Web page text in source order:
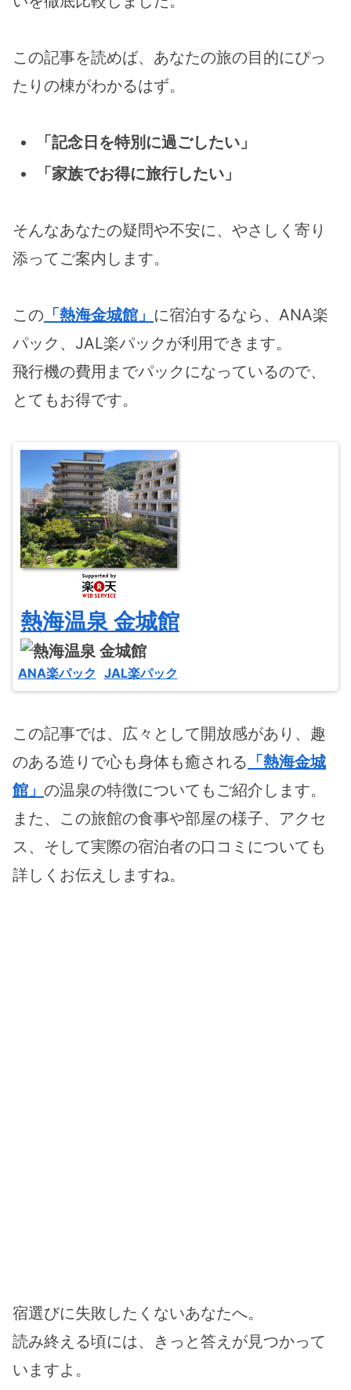
この記事を読めば、あなたの旅の目的にぴっ
たりの棟がわかるはず。
「記念日を特別に過ごしたい」
「家族でお得に旅行したい」
そんなあなたの疑問や不安に、やさしく寄り
添ってご案内します。
この 「熱海金城館」 に宿泊するなら、ANA楽
パック、JAL楽パックが利用できます。
飛行機の費用までパックになっているので、
とてもお得です。
熱海温泉 金城館
ANA楽パック JAL楽パック
この記事では、広々として開放感があり、趣
のある造りで心も身体も癒される 「熱海金城
館」 の温泉の特徴についてもご紹介します。
また、この旅館の食事や部屋の様子、アクセ
ス、そして実際の宿泊者の口コミについても
詳しくお伝えしますね。
宿選びに失敗したくないあなたへ。
読み終える頃には、きっと答えが見つかって
いますよ。